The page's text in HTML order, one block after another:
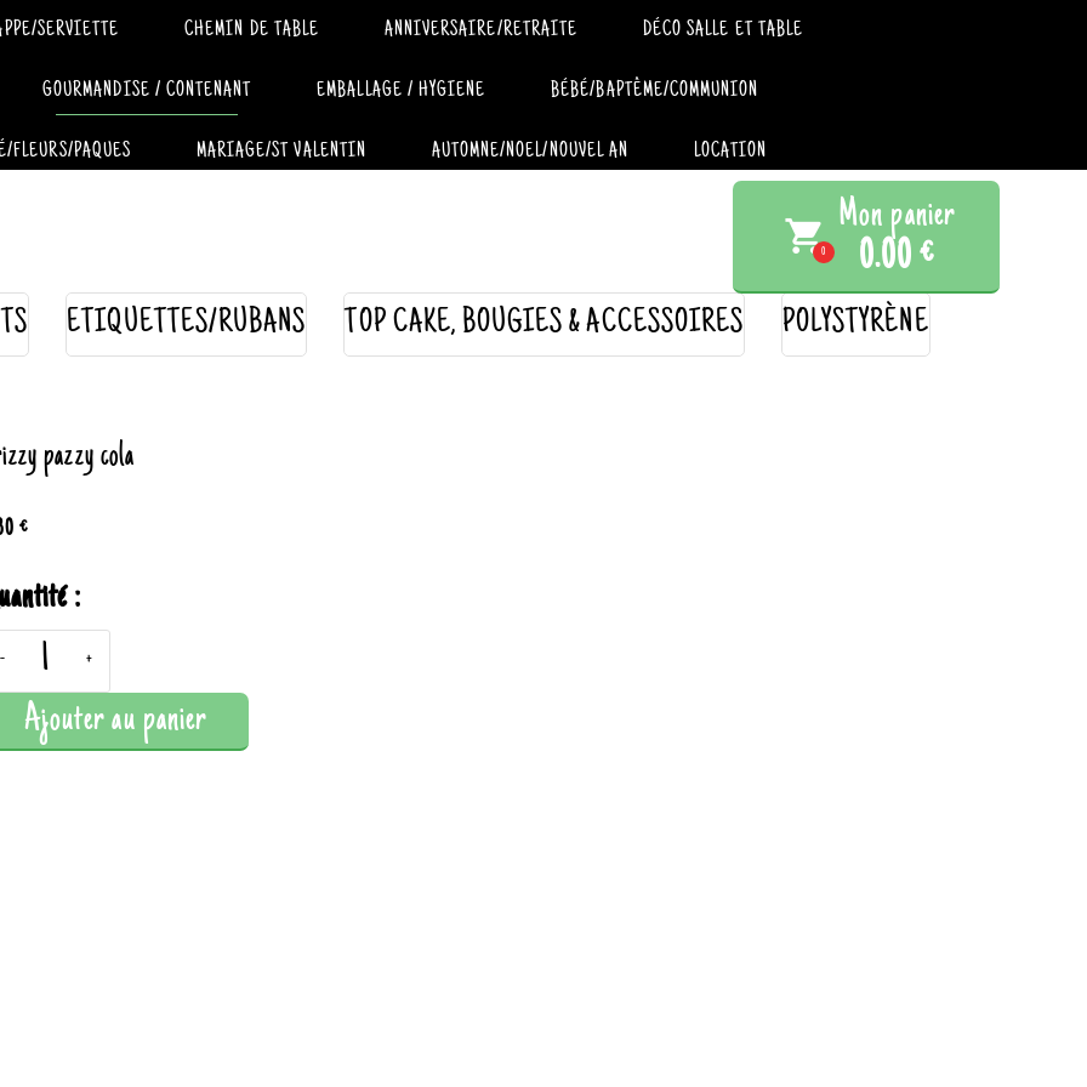
SERVIETTE CHEMIN DE TABLE ANNIVERSAIRE/RETRAITE DÉCO SALLE ET TABLE
GOURMANDISE / CONTENANT EMBALLAGE / HYGIENE BÉBÉ/BAPTÊME/COMMUNION
FLEURS/PAQUES MARIAGE/ST VALENTIN AUTOMNE/NOEL/NOUVEL AN LOCATION
local_grocery_store
0
Mon panier
0.00 €
ETIQUETTES/RUBANS TOP CAKE, BOUGIES & ACCESSOIRES POLYSTYRÈNE
pazzy cola
€
:
- +
Ajouter au panier